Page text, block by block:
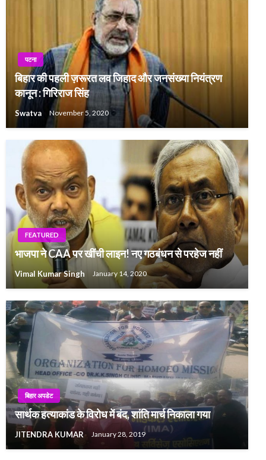
पटना
बिहार की पहली ज़रूरत लव जिहाद और जनसंख्या नियंत्रण
कानून : गिरिराज सिंह
Swatva November 5, 2020
FEATURED
भाजपा ने CAA पर खींची लाइन! नए गठबंधन से परहेज नहीं
Vimal Kumar Singh January 14, 2020
बिहार अपडेट
सार्थक हत्याकांड के विरोध में बंद, शांति मार्च निकाला गया
JITENDRA KUMAR January 28, 2019